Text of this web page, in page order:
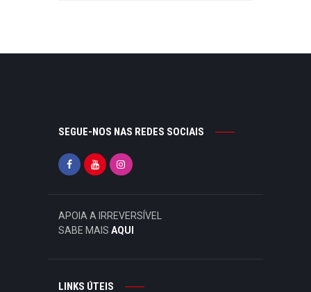
SEGUE-NOS NAS REDES SOCIAIS
APOIA A IRREVERSÍVEL
SABE MAIS AQUI
LINKS ÚTEIS